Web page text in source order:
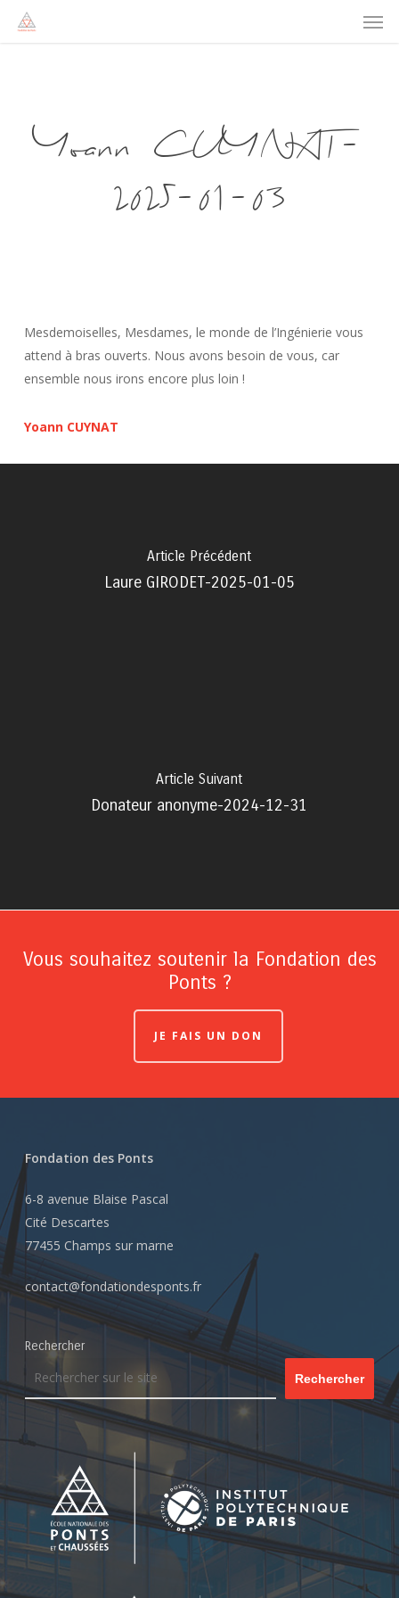
Yoann CUYNAT-
2025-01-03
Mesdemoiselles, Mesdames, le monde de l’Ingénierie vous
attend à bras ouverts. Nous avons besoin de vous, car
ensemble nous irons encore plus loin !
Yoann CUYNAT
Article Précédent
Laure GIRODET-2025-01-05
Article Suivant
Donateur anonyme-2024-12-31
Vous souhaitez soutenir la Fondation des
Ponts ?
JE FAIS UN DON
Fondation des Ponts
6-8 avenue Blaise Pascal
Cité Descartes
77455 Champs sur marne
contact@fondationdesponts.fr
Rechercher
Rechercher